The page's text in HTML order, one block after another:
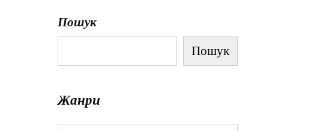
Пошук
Пошук
Жанри